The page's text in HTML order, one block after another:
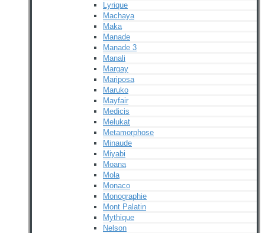
Lyrique
Machaya
Maka
Manade
Manade 3
Manali
Margay
Mariposa
Maruko
Mayfair
Medicis
Melukat
Metamorphose
Minaude
Miyabi
Moana
Mola
Monaco
Monographie
Mont Palatin
Mythique
Nelson